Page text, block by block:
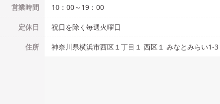
営業時間 10：00～19：00
定休日 祝日を除く毎週火曜日
住所 神奈川県横浜市西区１丁目１ 西区１ みなとみらい1-3